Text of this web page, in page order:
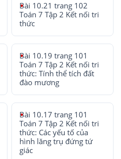
Bài 10.21 trang 102
Toán 7 Tập 2 Kết nối tri
thức
Bài 10.19 trang 101
Toán 7 Tập 2 Kết nối tri
thức: Tính thể tích đất
đào mương
Bài 10.17 trang 101
Toán 7 Tập 2 Kết nối tri
thức: Các yếu tố của
hình lăng trụ đứng tứ
giác